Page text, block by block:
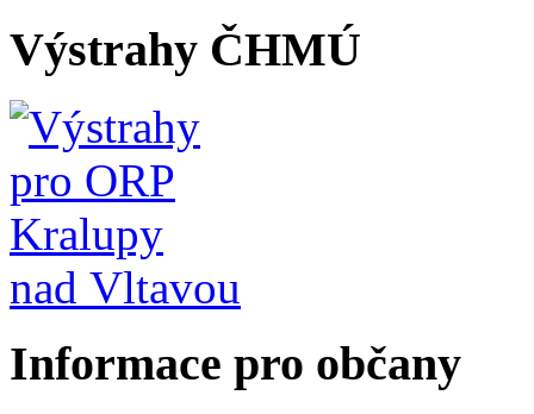
Výstrahy ČHMÚ
Informace pro občany